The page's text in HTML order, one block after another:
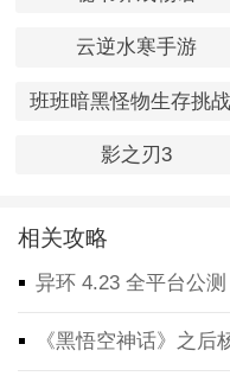
云逆水寒手游
班班暗黑怪物生存挑
影之刃3
相关攻略
异环 4.23 全平台公
《黑悟空神话》之